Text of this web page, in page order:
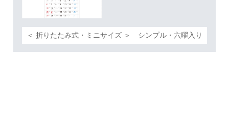
＜ 折りたたみ式・ミニサイズ ＞ シンプル・六曜入り